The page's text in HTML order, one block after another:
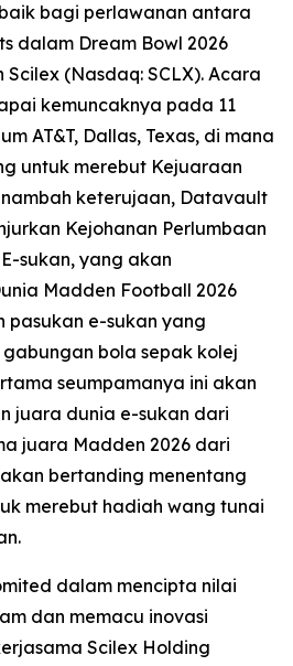
bagi perlawanan antara
dalam Dream Bowl 2026
(Nasdaq: SCLX). Acara
kemuncaknya pada 11
AT&T, Dallas, Texas, di mana
untuk merebut Kejuaraan
keterujaan, Datavault
Kejohanan Perlumbaan
sukan, yang akan
Madden Football 2026
pasukan e-sukan yang
bola sepak kolej
seumpamanya ini akan
juara dunia e-sukan dari
juara Madden 2026 dari
bertanding menentang
merebut hadiah wang tunai
dalam mencipta nilai
dan memacu inovasi
Scilex Holding